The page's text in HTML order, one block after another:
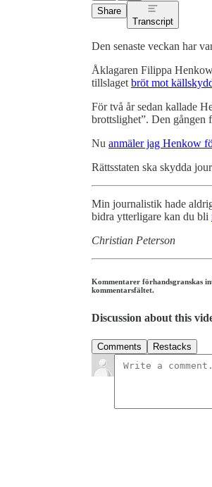
Share
Transcript
Den senaste veckan har
Åklagaren Filippa
tillslaget bröt mot
För två år sedan kallade
brottslighet”. Den gången
Nu anmäler jag Henkow
Rättsstaten ska skydda
Min journalistik hade
bidra ytterligare kan du bli
Christian Peterson
Kommentarer förhandsgranskas
kommentarsfältet.
Discussion about this
Comments Restacks